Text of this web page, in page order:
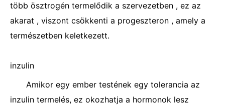
több ösztrogén termelődik a szervezetben , ez az
akarat , viszont csökkenti a progeszteron , amely a
természetben keletkezett.
inzulin
Amikor egy ember testének egy tolerancia az
inzulin termelés, ez okozhatja a hormonok lesz